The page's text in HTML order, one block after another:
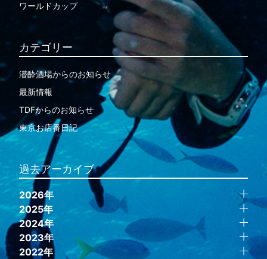
ワールドカップ
カテゴリー
潜酔酒場からのお知らせ
最新情報
TDFからのお知らせ
東京お店番日記
過去アーカイブ
2026年
2025年
2024年
2023年
2022年